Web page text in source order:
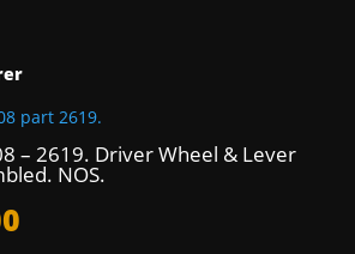
– 2619. Driver Wheel & Lever
NOS.